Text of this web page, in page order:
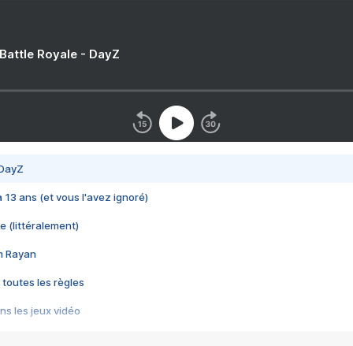
Royale - DayZ
13 ans (et vous l'avez ignoré)
(littéralement)
Rayan
toutes les règles
les jeux vidéo